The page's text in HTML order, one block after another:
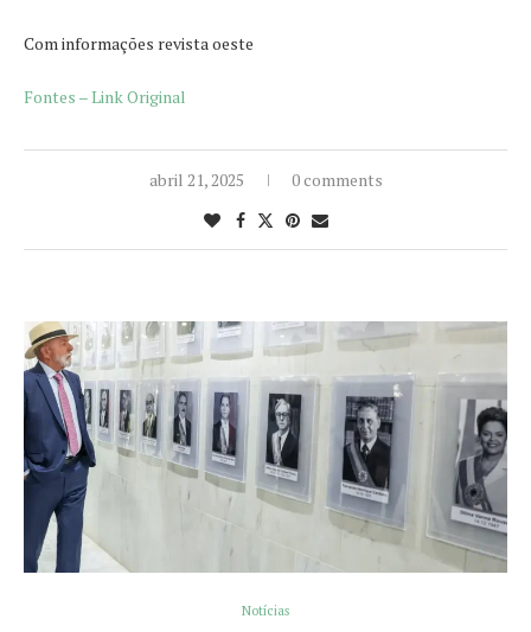
Com informações revista oeste
Fontes – Link Original
abril 21, 2025 0 comments
Notícias